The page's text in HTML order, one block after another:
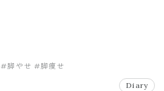
#脚やせ #脚痩せ
Diary